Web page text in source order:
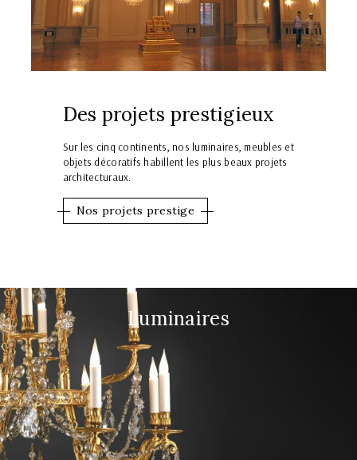
Des projets prestigieux
Sur les cinq continents, nos luminaires, meubles et
objets décoratifs habillent les plus beaux projets
architecturaux.
Nos projets prestige
Luminaires